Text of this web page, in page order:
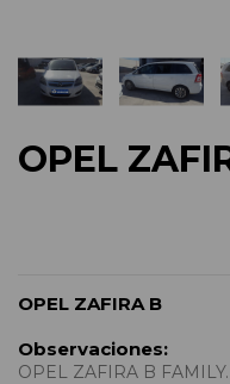
OPEL
OPEL ZAFIRA B
Observaciones:
OPEL ZAFIRA B